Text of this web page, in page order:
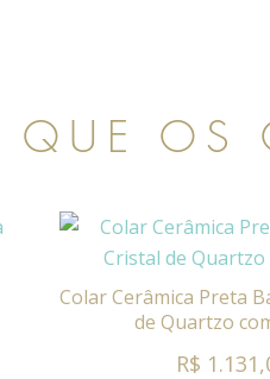
QUE OS
Colar Cerâmica Preta
de Quartzo
R$